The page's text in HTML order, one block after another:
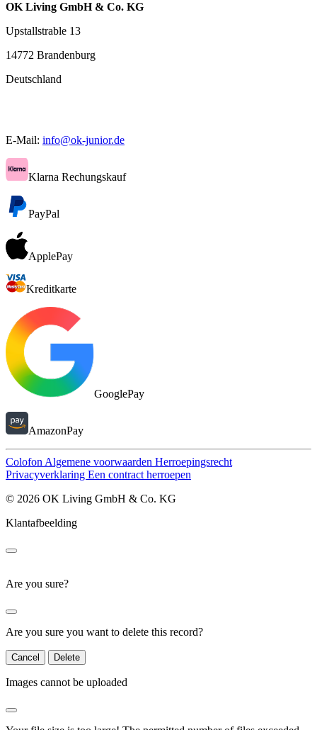
OK Living GmbH & Co. KG
Upstallstrable 13
14772 Brandenburg
Deutschland
E-Mail: info@ok-junior.de
Klarna Rechungskauf
PayPal
ApplePay
Kreditkarte
GooglePay
AmazonPay
ColofonAlgemene voorwaarden Herroepingsrecht
Privacyverklaring Een contract herroepen
© 2026 OK Living GmbH & Co. KG
Klantafbeelding
Are you sure?
Are you sure you want to delete this record?
Cancel Delete
Images cannot be uploaded